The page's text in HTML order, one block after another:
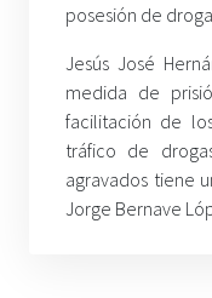
posesión de
Jesús José
medida de
facilitación de
tráfico de
agravados tiene
Jorge Bernave